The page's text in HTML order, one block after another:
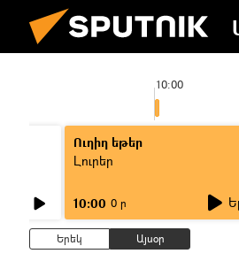
10:00
Ուղիղ եթեր
Լուրեր
10:00 0 ր
Երեկ Այսօր